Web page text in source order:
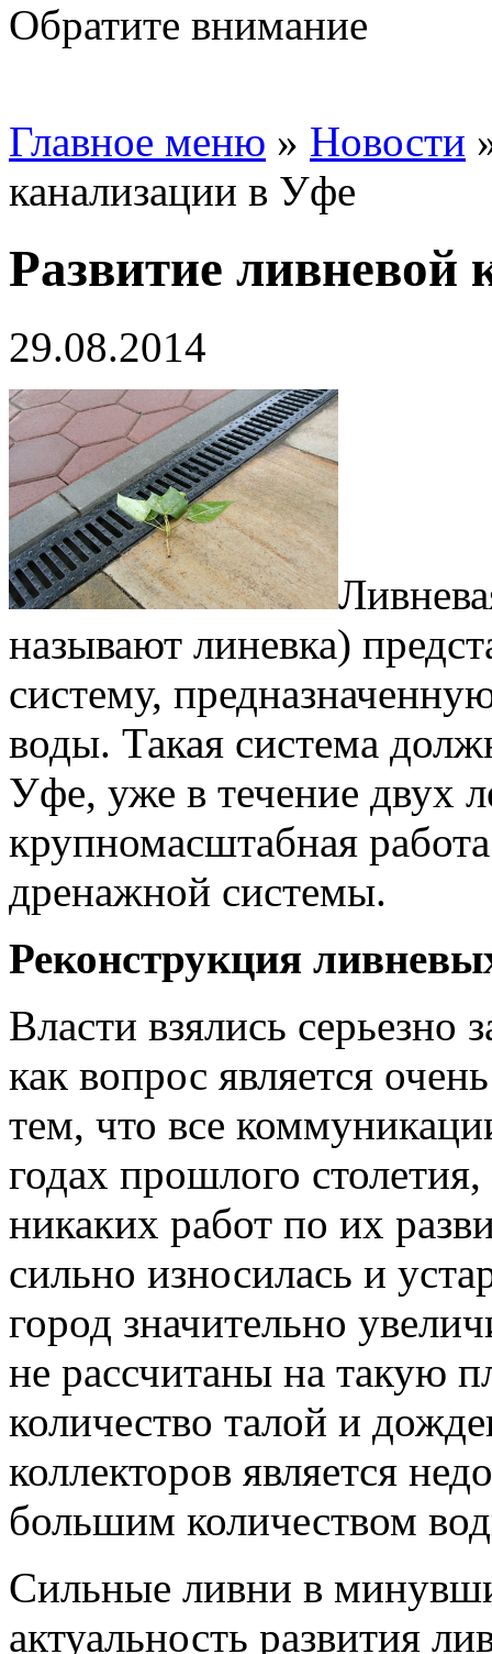
Обратите внимание
Главное меню » Новости
канализации в Уфе
Развитие ливневой
29.08.2014
называют линевка)
систему,
воды. Такая система
Уфе, уже в течение двух
крупномасштабная
дренажной системы.
Реконструкция
Власти взялись серьезно
как вопрос является
тем, что все
годах прошлого
никаких работ по их
сильно износилась и
город значительно
не рассчитаны на такую
количество талой и
коллекторов является
большим количеством
Сильные ливни в
актуальность развития